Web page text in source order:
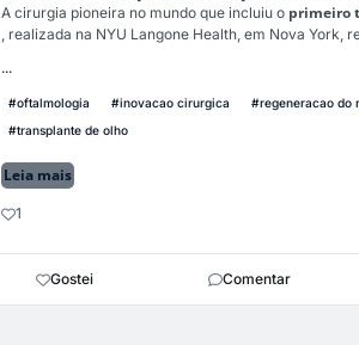
A cirurgia pioneira no mundo que incluiu o primeiro
, realizada na NYU Langone Health, em Nova York,
...
#oftalmologia #inovacao cirurgica #regeneracao do
#transplante de olho
Leia mais
1
Gostei Comentar